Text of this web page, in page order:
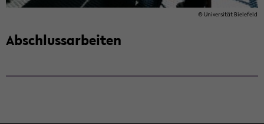
© Uni­ver­si­tät Bie­le­feld
Ab­schluss­ar­bei­ten